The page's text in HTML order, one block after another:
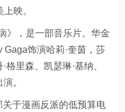
映。
》，是一部音乐片。华金
Gaga饰演哈莉·奎茵，莎
格里森、凯瑟琳·基纳、
。
关于漫画反派的低预算电